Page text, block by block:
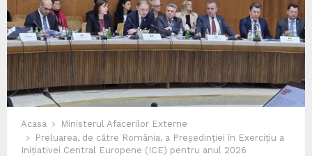
Acasa
Ministerul Afacerilor Externe
Preluarea, de către România, a Președinției în Exercițiu a
Inițiativei Central Europene (ICE) pentru anul 2026